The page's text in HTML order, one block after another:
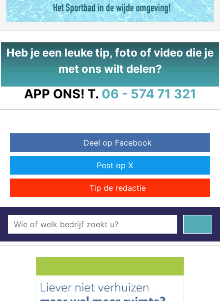
Heb je een leuke tip, foto of video die je
met ons wilt delen?
APP ONS! T. 06 - 574 71 321
Deel op Facebook
Post op X
Tip de redactie